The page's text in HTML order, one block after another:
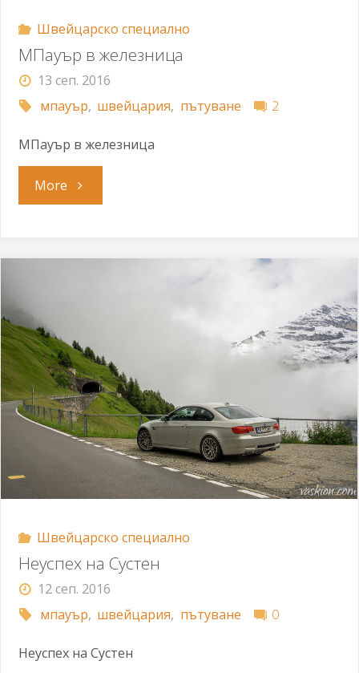
Швейцарско специално
МПауър в железница
13 сеп. 2016
мпауър, швейцария, пътуване 2
МПауър в железница
More"МПауър
железница"
Швейцарско специално
Неуспех на Сустен
12 сеп. 2016
мпауър, швейцария, пътуване 0
Неуспех на Сустен